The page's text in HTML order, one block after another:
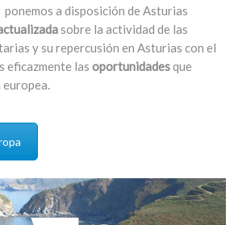
a disposición de Asturias
sobre la actividad de las
y su repercusión en Asturias con el
eficazmente las oportunidadesque